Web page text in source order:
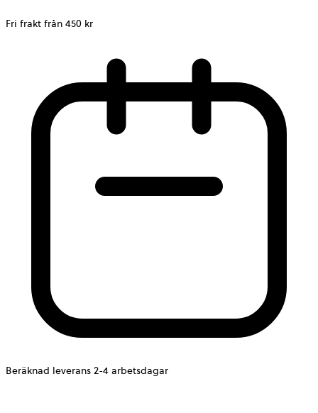
Fri frakt från 450 kr
Beräknad leverans 2-4 arbetsdagar